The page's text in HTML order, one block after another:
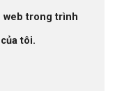
web trong trình
tôi.